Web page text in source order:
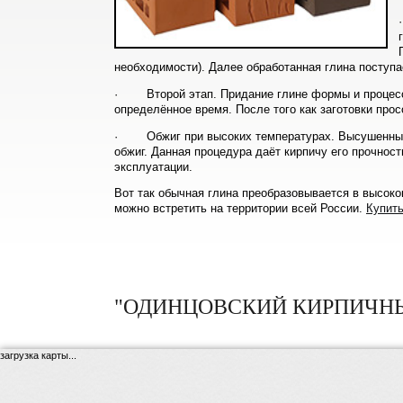
необходимости). Далее обработанная глина
· Второй этап. Придание глине формы и процесс
определённое время. После того как заготовки
· Обжиг при высоких температурах. Высушенные
обжиг. Данная процедура даёт кирпичу его
эксплуатации.
Вот так обычная глина преобразовывается в
можно встретить на территории всей России.
"ОДИНЦОВСКИЙ
загрузка карты...